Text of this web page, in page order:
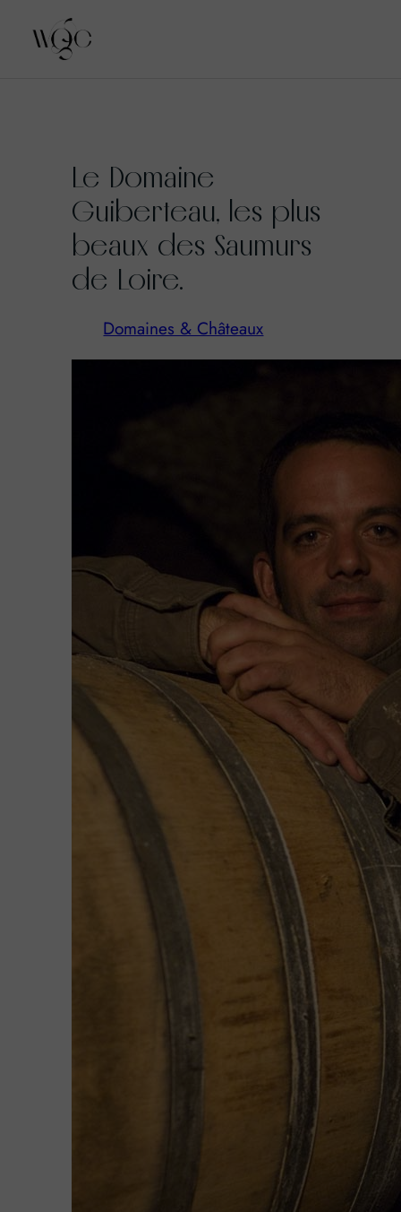
Le Domaine
Guiberteau, les plus
beaux des Saumurs
de Loire.
Domaines & Châteaux